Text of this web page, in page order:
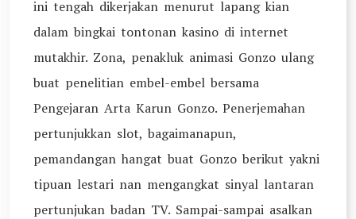
ini tengah dikerjakan menurut lapang kian
dalam bingkai tontonan kasino di internet
mutakhir. Zona, penakluk animasi Gonzo ulang
buat penelitian embel-embel bersama
Pengejaran Arta Karun Gonzo. Penerjemahan
pertunjukkan slot, bagaimanapun,
pemandangan hangat buat Gonzo berikut yakni
tipuan lestari nan mengangkat sinyal lantaran
pertunjukan badan TV. Sampai-sampai asalkan